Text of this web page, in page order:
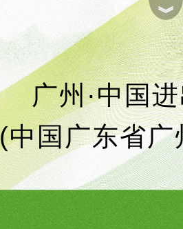
广州·中国
(中国广东省
︾